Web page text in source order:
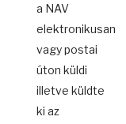
a NAV
elektronikusan
vagy postai
úton küldi
illetve küldte
ki az